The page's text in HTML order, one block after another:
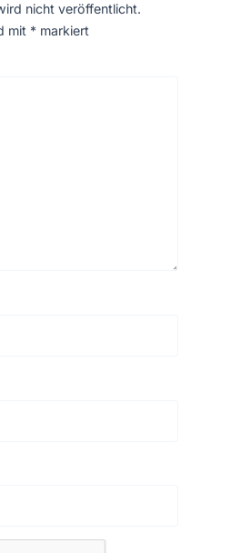
nicht veröffentlicht.
mit * markiert